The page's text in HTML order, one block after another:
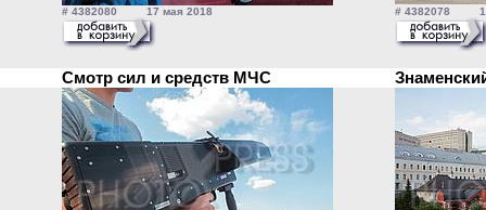
# 4382080 17 мая 2018 # 4382078 17
Смотр сил и средств МЧС